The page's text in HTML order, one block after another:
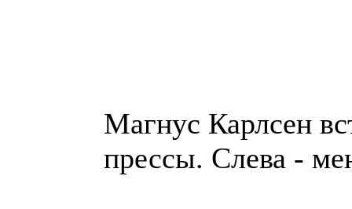
Магнус Карлсен
прессы. Слева -